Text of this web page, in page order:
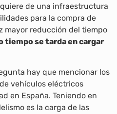
de una infraestructura
para la compra de
mayor reducción del tiempo
tiempo se tarda en cargar
hay que mencionar los
vehículos eléctricos
en España. Teniendo en
es la carga de las